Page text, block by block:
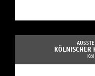
KÖLNISCHER